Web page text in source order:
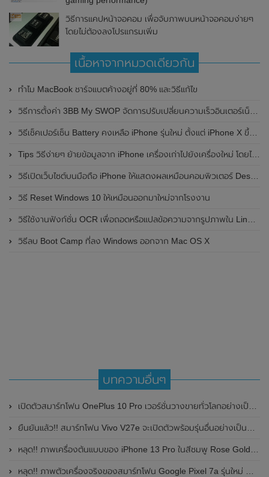
วิธีการแคปหน้าจอคอม เพื่อจับภาพบนหน้าจอคอมง่ายๆ
โดยไม่ต้องลงโปรแกรมเพิ่ม
เนื้อหาจากหมวดเดียวกัน
ทำไม MacBook ชาร์จแบตค้างอยู่ที่ 80% และวิธีแก้ไข
วิธีการตั้งค่า 3BB My SWOP จัดการปรับเปลี่ยนความเร็วอินเตอร์เน็ต 3BB Fiber ด้วยตัวเอง
วิธีเช็คเปอร์เซ็น Battery คงเหลือ iPhone รุ่นใหม่ ตั้งแต่ iPhone X ขึ้นไป
Tips วิธีง่ายๆ ย้ายข้อมูลจาก iPhone เครื่องเก่าไปยังเครื่องใหม่ โดยไม่ผ่านคอมพิวเตอร์
วิธีเปิดเว็บไซต์บนมือถือ iPhone ให้แสดงผลเหมือนคอมพิวเตอร์ Desktop
วิธี Reset Windows 10 ให้เหมือนออกมาใหม่จากโรงงาน
วิธีใช้งานฟังก์ชั่น OCR เพื่อถอดหรือแปลข้อความจากรูปภาพใน Line PC
วิธีลบ Boot Camp ที่ลง Windows ออกจาก Mac OS X
บทความอื่นๆ
เปิดตัวสมาร์ทโฟน OnePlus 10 Pro เวอร์ชั่นวางขายทั่วโลกอย่างเป็นทางการแล้ว
ยืนยันแล้ว!! สมาร์ทโฟน Vivo V27e จะเปิดตัวพร้อมรุ่นอื่นอย่างเป็นทางการที่ประเทศอินเดีย ในวันที่ 1 มีนาคม 2023 นี้ พร้อมทั้งเผยรายละเอียดสเปกที่สำคัญ
หลุด!! ภาพเครื่องต้นแบบของ iPhone 13 Pro ในสีชมพู Rose Gold โชว์ดีไซน์ด้านหลังก่อนเปิดตัวในเร็วๆนี้
หลุด!! ภาพตัวเครื่องจริงของสมาร์ทโฟน Google Pixel 7a รุ่นใหม่ พร้อมเผยรายละเอียดสเปก